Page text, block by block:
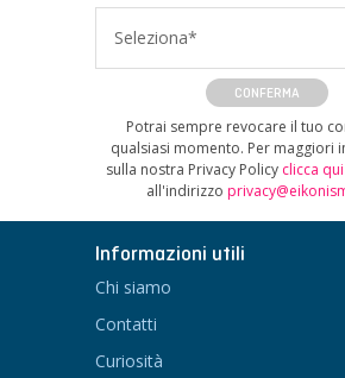
Seleziona*
CONFERMA
Potrai sempre revocare il tuo
qualsiasi momento. Per maggiori
sulla nostra Privacy Policy clicca qui
all'indirizzo
Informazioni utili
Chi siamo
Contatti
Curiosità